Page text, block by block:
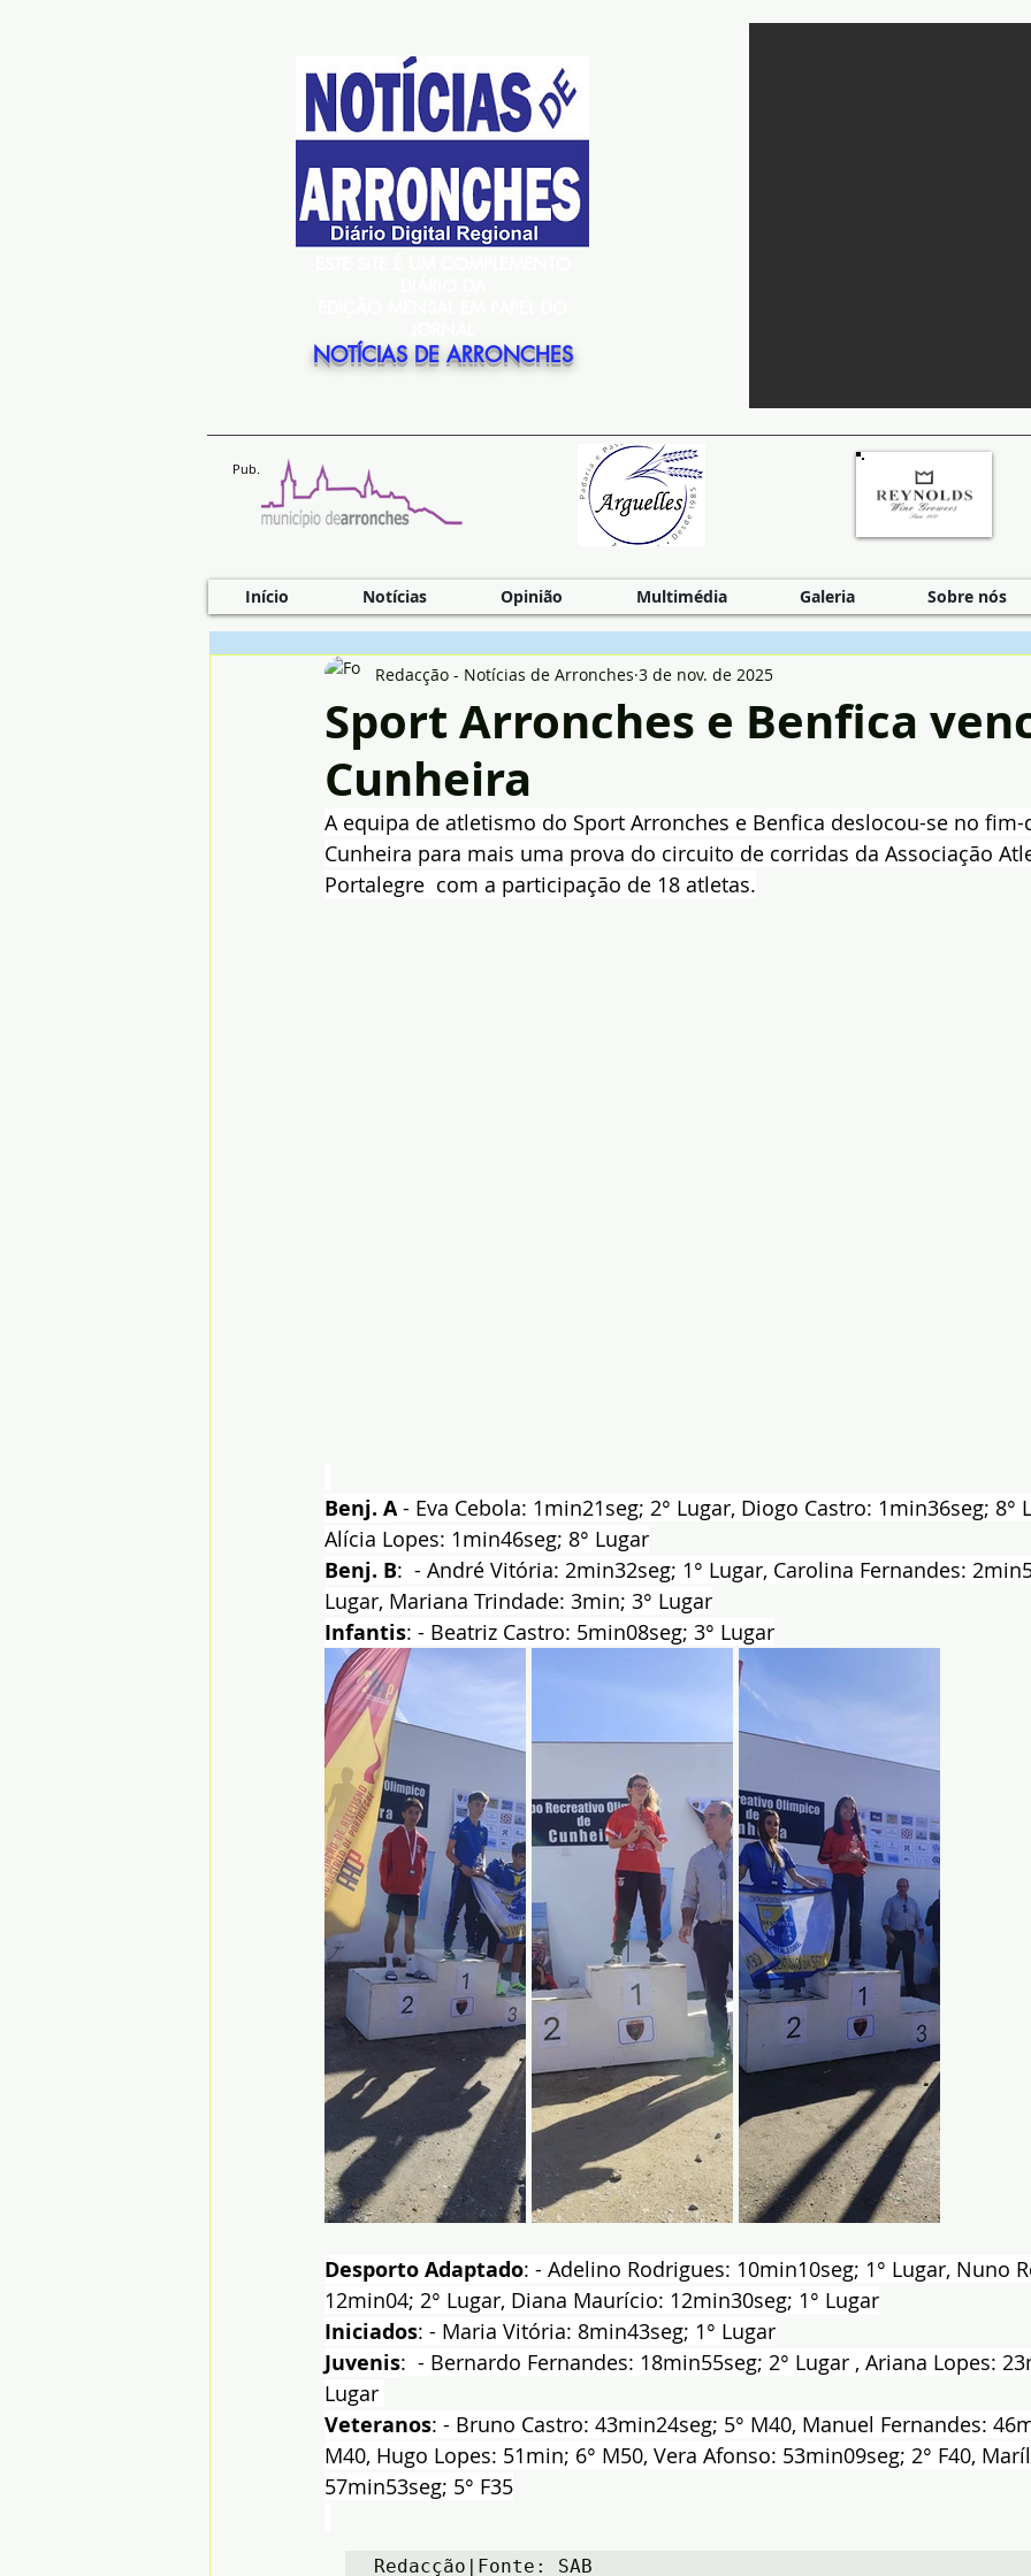
NOTÍCIAS DE ARRONCHES
Pub.
Início Notícias Opinião Multimédia Galeria Sobre nós
Sport Arronches e Benfica
Cunheira
Redacção - Notícias de Arronches 3 de nov. de 2025
A equipa de atletismo do Sport Arronches e Benfica deslocou-se no fim-
Cunheira para mais uma prova do circuito de corridas da Associação
Portalegre  com a participação de 18 atletas.
Benj. A - Eva Cebola: 1min21seg; 2° Lugar, Diogo Castro: 1min36seg; 8°
Alícia Lopes: 1min46seg; 8° Lugar
Benj. B:  - André Vitória: 2min32seg; 1° Lugar, Carolina Fernandes:
Lugar, Mariana Trindade: 3min; 3° Lugar
Infantis: - Beatriz Castro: 5min08seg; 3° Lugar
Desporto Adaptado: - Adelino Rodrigues: 10min10seg; 1° Lugar, Nuno
12min04; 2° Lugar, Diana Maurício: 12min30seg; 1° Lugar
Iniciados: - Maria Vitória: 8min43seg; 1° Lugar
Juvenis:  - Bernardo Fernandes: 18min55seg; 2° Lugar , Ariana Lopes:
Lugar
Veteranos: - Bruno Castro: 43min24seg; 5° M40, Manuel Fernandes:
M40, Hugo Lopes: 51min; 6° M50, Vera Afonso: 53min09seg; 2° F40,
57min53seg; 5° F35
Redacção|Fonte: SAB